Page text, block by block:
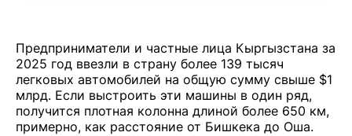
Предприниматели и частные лица Кыргызстана за
2025 год ввезли в страну более 139 тысяч
легковых автомобилей на общую сумму свыше $1
млрд. Если выстроить эти машины в один ряд,
получится плотная колонна длиной более 650 км,
примерно, как расстояние от Бишкека до Оша.